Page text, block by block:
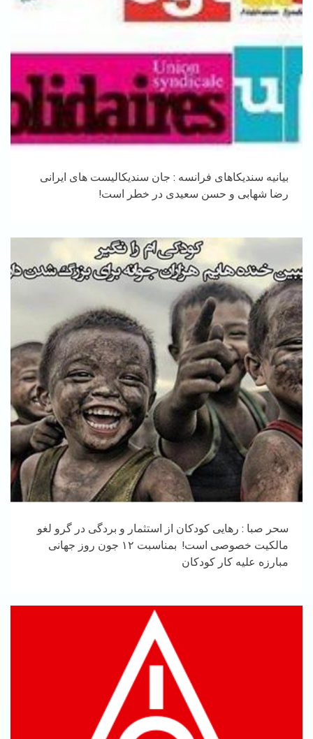
بیانیه سندیکاهای فرانسه : جان سندیکالیست های ایرانی
رضا شهابی و حسن سعیدی در خطر است!
سحر صبا : رهایی کودکان از استثمار و بردگی در گرو لغو
مالکیت خصوصی است! بمناسبت ۱۲ جون روز جهانی
مبارزه علیه کار کودکان